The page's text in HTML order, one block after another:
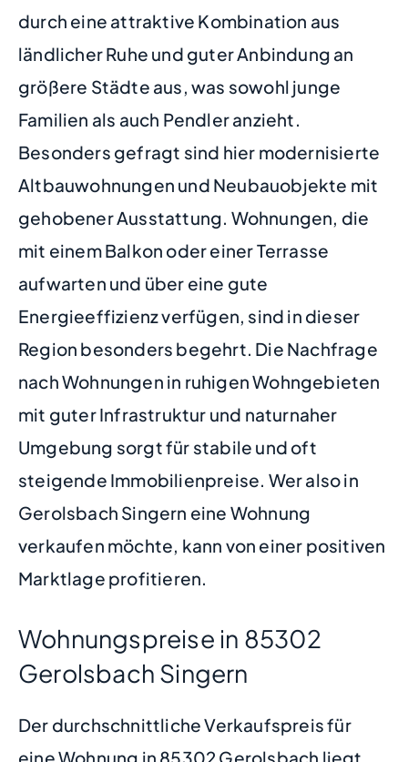
durch eine attraktive Kombination aus
ländlicher Ruhe und guter Anbindung an
größere Städte aus, was sowohl junge
Familien als auch Pendler anzieht.
Besonders gefragt sind hier modernisierte
Altbauwohnungen und Neubauobjekte mit
gehobener Ausstattung. Wohnungen, die
mit einem Balkon oder einer Terrasse
aufwarten und über eine gute
Energieeffizienz verfügen, sind in dieser
Region besonders begehrt. Die Nachfrage
nach Wohnungen in ruhigen Wohngebieten
mit guter Infrastruktur und naturnaher
Umgebung sorgt für stabile und oft
steigende Immobilienpreise. Wer also in
Gerolsbach Singern eine Wohnung
verkaufen möchte, kann von einer positiven
Marktlage profitieren.
Wohnungspreise in 85302
Gerolsbach Singern
Der durchschnittliche Verkaufspreis für
eine Wohnung in 85302 Gerolsbach liegt